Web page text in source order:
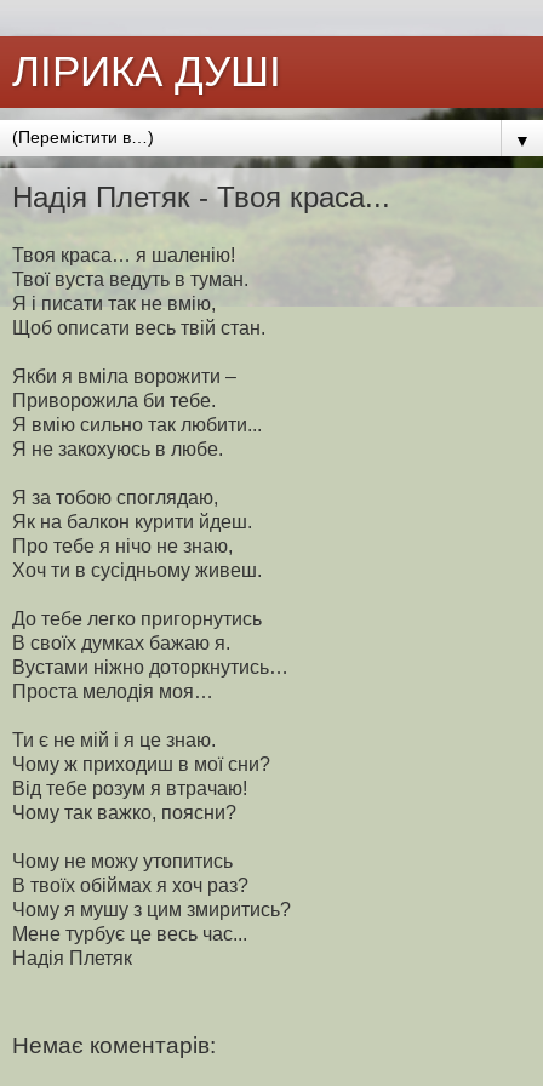
ЛІРИКА ДУШІ
▼
Надія Плетяк - Твоя краса...
Твоя краса… я шаленію!
Твої вуста ведуть в туман.
Я і писати так не вмію,
Щоб описати весь твій стан.
Якби я вміла ворожити –
Приворожила би тебе.
Я вмію сильно так любити...
Я не закохуюсь в любе.
Я за тобою споглядаю,
Як на балкон курити йдеш.
Про тебе я нічо не знаю,
Хоч ти в сусідньому живеш.
До тебе легко пригорнутись
В своїх думках бажаю я.
Вустами ніжно доторкнутись…
Проста мелодія моя…
Ти є не мій і я це знаю.
Чому ж приходиш в мої сни?
Від тебе розум я втрачаю!
Чому так важко, поясни?
Чому не можу утопитись
В твоїх обіймах я хоч раз?
Чому я мушу з цим змиритись?
Мене турбує це весь час...
Надія Плетяк
Немає коментарів: